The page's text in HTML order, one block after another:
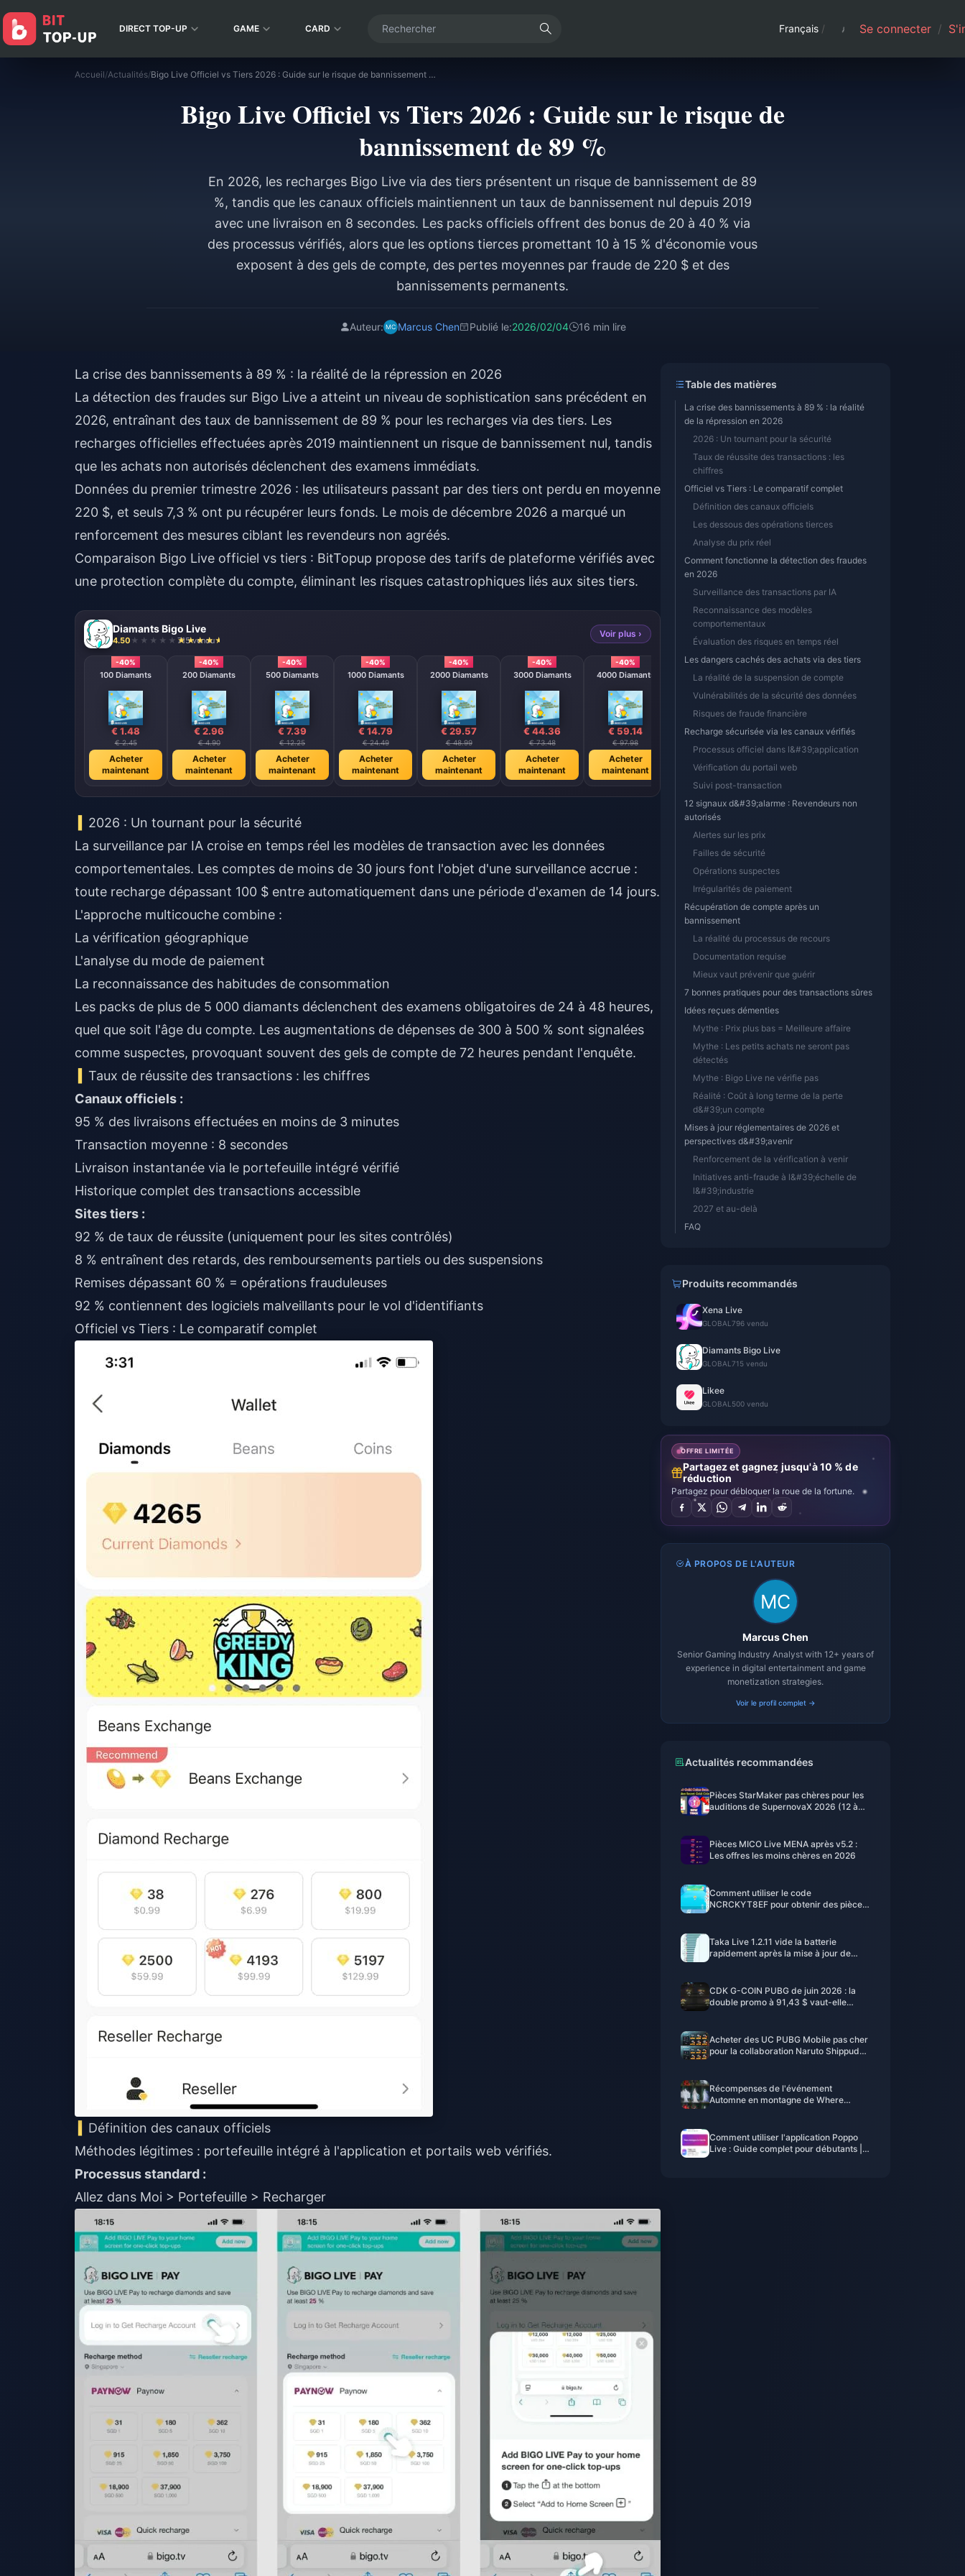
DIRECT TOP-UP GAME CARD Français / Se connecter /
Accueil/Actualités/ Bigo Live Officiel vs Tiers 2026 : Guide sur le risque de bannissement de 89 %
Bigo Live Officiel vs Tiers 2026 : Guide sur le risque de
bannissement de 89 %
En 2026, les recharges Bigo Live via des tiers présentent un risque de bannissement de 89
%, tandis que les canaux officiels maintiennent un taux de bannissement nul depuis 2019
avec une livraison en 8 secondes. Les packs officiels offrent des bonus de 20 à 40 % via
des processus vérifiés, alors que les options tierces promettant 10 à 15 % d'économie vous
exposent à des gels de compte, des pertes moyennes par fraude de 220 $ et des
bannissements permanents.
Auteur: Marcus Chen Publié le:2026/02/04 16 min lire
La crise des bannissements à 89 % : la réalité de la répression en 2026
La détection des fraudes sur Bigo Live a atteint un niveau de sophistication sans précédent en
2026, entraînant des taux de bannissement de 89 % pour les recharges via des tiers. Les
recharges officielles effectuées après 2019 maintiennent un risque de bannissement nul, tandis
que les achats non autorisés déclenchent des examens immédiats.
Données du premier trimestre 2026 : les utilisateurs passant par des tiers ont perdu en moyenne
220 $, et seuls 7,3 % ont pu récupérer leurs fonds. Le mois de décembre 2026 a marqué un
renforcement des mesures ciblant les revendeurs non agréés.
Comparaison Bigo Live officiel vs tiers : BitTopup propose des tarifs de plateforme vérifiés avec
une protection complète du compte, éliminant les risques catastrophiques liés aux sites tiers.
Diamants Bigo Live
4.50 715 vendu
Voir plus ›
-40%
100 Diamants
€ 1.48
€ 2.45
Acheter
maintenant
-40%
200 Diamants
€ 2.96
€ 4.90
Acheter
maintenant
-40%
500 Diamants
€ 7.39
€ 12.25
Acheter
maintenant
-40%
1000 Diamants
€ 14.79
€ 24.49
Acheter
maintenant
-40%
2000 Diamants
€ 29.57
€ 48.99
Acheter
maintenant
-40%
3000 Diamants
€ 44.36
€ 73.48
Acheter
maintenant
-40%
4000 Diamants
€ 59.14
€ 97.98
Acheter
maintenant
-40%
5000 Diamants
€ 73.93
maintenant
-40%
10 000 Diamants
€ 147.86
maintenant
2026 : Un tournant pour la sécurité
La surveillance par IA croise en temps réel les modèles de transaction avec les données
comportementales. Les comptes de moins de 30 jours font l'objet d'une surveillance accrue :
toute recharge dépassant 100 $ entre automatiquement dans une période d'examen de 14 jours.
L'approche multicouche combine :
La vérification géographique
L'analyse du mode de paiement
La reconnaissance des habitudes de consommation
Les packs de plus de 5 000 diamants déclenchent des examens obligatoires de 24 à 48 heures,
quel que soit l'âge du compte. Les augmentations de dépenses de 300 à 500 % sont signalées
comme suspectes, provoquant souvent des gels de compte de 72 heures pendant l'enquête.
Taux de réussite des transactions : les chiffres
Canaux officiels :
95 % des livraisons effectuées en moins de 3 minutes
Transaction moyenne : 8 secondes
Livraison instantanée via le portefeuille intégré vérifié
Historique complet des transactions accessible
Sites tiers :
92 % de taux de réussite (uniquement pour les sites contrôlés)
8 % entraînent des retards, des remboursements partiels ou des suspensions
Remises dépassant 60 % = opérations frauduleuses
92 % contiennent des logiciels malveillants pour le vol d'identifiants
Officiel vs Tiers : Le comparatif complet
Définition des canaux officiels
Méthodes légitimes : portefeuille intégré à l'application et portails web vérifiés.
Processus standard :
Allez dans Moi > Portefeuille > Recharger
Table des matières
La crise des bannissements à 89 % : la réalité
de la répression en 2026
2026 : Un tournant pour la sécurité
Taux de réussite des transactions : les
chiffres
Officiel vs Tiers : Le comparatif complet
Définition des canaux officiels
Les dessous des opérations tierces
Analyse du prix réel
Comment fonctionne la détection des fraudes
en 2026
Surveillance des transactions par IA
Reconnaissance des modèles
comportementaux
Évaluation des risques en temps réel
Les dangers cachés des achats via des tiers
La réalité de la suspension de compte
Vulnérabilités de la sécurité des données
Risques de fraude financière
Recharge sécurisée via les canaux vérifiés
Processus officiel dans l&#39;application
Vérification du portail web
Suivi post-transaction
12 signaux d&#39;alarme : Revendeurs non
autorisés
Alertes sur les prix
Failles de sécurité
Opérations suspectes
Irrégularités de paiement
Récupération de compte après un
bannissement
La réalité du processus de recours
Documentation requise
Mieux vaut prévenir que guérir
7 bonnes pratiques pour des transactions sûres
Idées reçues démenties
Mythe : Prix plus bas = Meilleure affaire
Mythe : Les petits achats ne seront pas
détectés
Mythe : Bigo Live ne vérifie pas
Réalité : Coût à long terme de la perte
d&#39;un compte
Mises à jour réglementaires de 2026 et
perspectives d&#39;avenir
Renforcement de la vérification à venir
Initiatives anti-fraude à l&#39;échelle de
l&#39;industrie
2027 et au-delà
FAQ
Produits recommandés
Xena Live
GLOBAL 796 vendu
Diamants Bigo Live
GLOBAL 715 vendu
Likee
GLOBAL 500 vendu
OFFRE LIMITÉE
Partagez et gagnez jusqu'à 10 % de
réduction
Partagez pour débloquer la roue de la fortune.
À PROPOS DE L'AUTEUR
Marcus Chen
Senior Gaming Industry Analyst with 12+ years of
experience in digital entertainment and game
monetization strategies.
Voir le profil complet →
Actualités recommandées
Pièces StarMaker pas chères pour les
auditions de SupernovaX 2026 (12 à
Pièces MICO Live MENA après v5.2 :
Les offres les moins chères en 2026
Comment utiliser le code
NCRCKYT8EF pour obtenir des pièces
Taka Live 1.2.11 vide la batterie
rapidement après la mise à jour de
CDK G-COIN PUBG de juin 2026 : la
double promo à 91,43 $ vaut-elle
Acheter des UC PUBG Mobile pas cher
pour la collaboration Naruto Shippuden
Récompenses de l'événement
Automne en montagne de Where
Comment utiliser l'application Poppo
Live : Guide complet pour débutants |